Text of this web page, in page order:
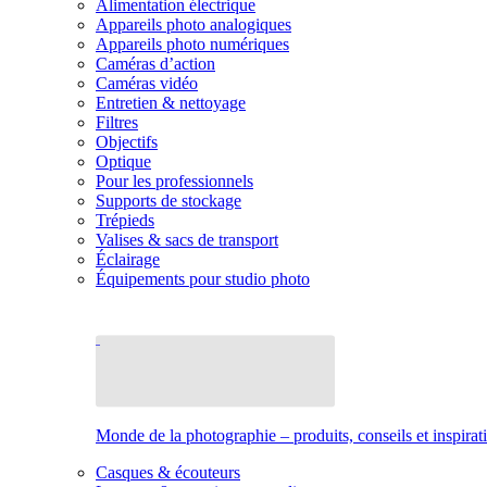
Alimentation électrique
Appareils photo analogiques
Appareils photo numériques
Caméras d’action
Caméras vidéo
Entretien & nettoyage
Filtres
Objectifs
Optique
Pour les professionnels
Supports de stockage
Trépieds
Valises & sacs de transport
Éclairage
Équipements pour studio photo
Monde de la photographie – produits, conseils et
Casques & écouteurs